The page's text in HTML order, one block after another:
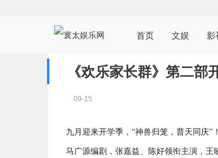
首页 文娱 影
《欢乐家长群》第二
09-15
九月迎来开学季，“神兽归笼，普天同庆
马广源编剧，张嘉益、陈好领衔主演，